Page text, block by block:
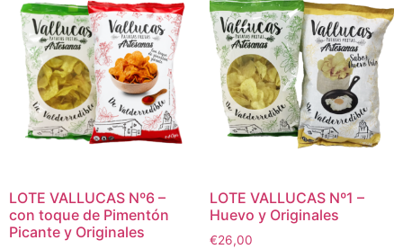
LOTE VALLUCAS Nº6 –
con toque de Pimentón
Picante y Originales
LOTE VALLUCAS Nº1 –
Huevo y Originales
€26,00